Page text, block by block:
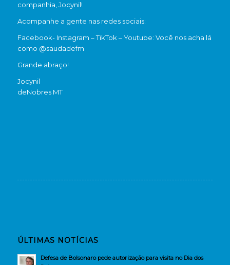
companhia, Jocynil!
Acompanhe a gente nas redes sociais:
Facebook- Instagram – TikTok – Youtube: Você nos acha lá
como @saudadefm
Grande abraço!
Jocynil
deNobres MT
ÚLTIMAS NOTÍCIAS
Defesa de Bolsonaro pede autorização para visita no Dia dos